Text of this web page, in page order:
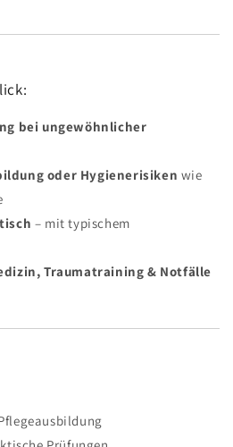
bei ungewöhnlicher
oder Hygienerisiken wie
– mit typischem
Traumatraining & Notfälle